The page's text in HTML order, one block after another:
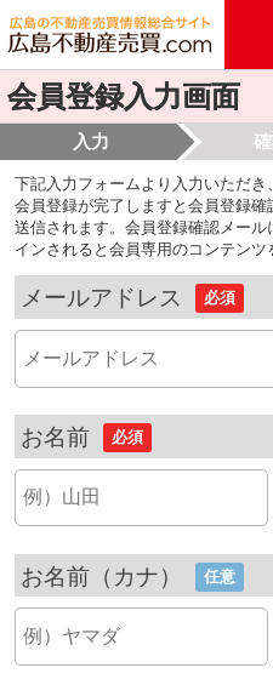
会員登録入力画面
入力
下記入力フォームより入力いただき
会員登録が完了しますと会員登録
送信されます。会員登録確認メー
インされると会員専用のコンテンツ
メールアドレス 必須
お名前 必須
お名前（カナ） 任意